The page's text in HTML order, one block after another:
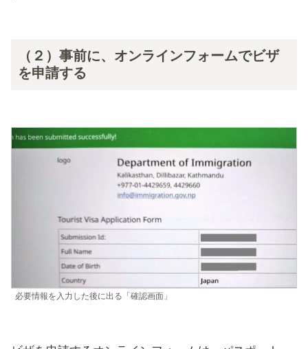
（２）事前に、オンラインフォームでビザ
を申請する
必要情報を入力した後に出る「確認画面」